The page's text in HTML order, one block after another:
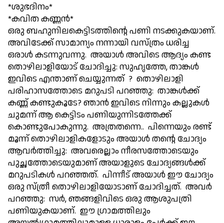
*ശുഭദിനം*
*കവിത കണ്ണന്‍*
ഒരു ബഹുനിലകെട്ടിടത്തിന്റെ പണി നടക്കുകയാണ്.
അവിടേക്ക് സാമാന്യം നന്നായി വസ്ത്രം ധരിച്ച
ഒരാള്‍ കടന്നുവന്നു. അയാള്‍ അവിടെ ആദ്യം കണ്ട
തൊഴിലാളിയോട് ചോദിച്ചു: സുഹൃത്തേ, താങ്കള്‍
ഇവിടെ എന്താണ് ചെയ്യുന്നത് ? തൊഴിലാളി
പരിഹാസത്തോടെ മറുപടി പറഞ്ഞു: താങ്കള്‍ക്ക്
കണ്ണ് കണ്ടുകൂടേ? ഞാന്‍ ഇവിടെ നിന്നും കല്ലുകള്‍
ചുമന്ന് ആ കെട്ടിടം പണിയുന്നിടത്തേക്ക്
കൊണ്ടുപോകുന്നു. അത്രതന്നെ.. പിന്നെയും രണ്ട്
മൂന്ന് തൊഴിലാളികളോടും അയാള്‍ തന്റെ ചോദ്യം
ആവര്‍ത്തിച്ചു: അവരെല്ലാം നീരസത്തോടെയും
പുച്ഛത്തോടെയുമാണ് അയാളുടെ ചോദ്യങ്ങള്‍ക്ക്
മറുപടികള്‍ പറഞ്ഞത്. പിന്നീട് അയാള്‍ ഈ ചോദ്യം
ഒരു സ്ത്രീ തൊഴിലാളിയോടാണ് ചോദിച്ചത്. അവര്‍
പറഞ്ഞു: സര്‍, ഞങ്ങളിവിടെ ഒരു ആശുപത്രി
പണിയുകയാണ്. ഈ ഗ്രാമത്തിലും